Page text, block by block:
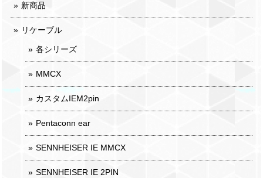
新商品
リケーブル
各シリーズ
MMCX
カスタムIEM2pin
Pentaconn ear
SENNHEISER IE MMCX
SENNHEISER IE 2PIN